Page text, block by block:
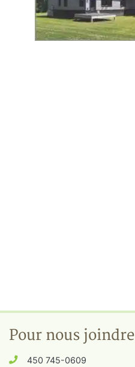
Pour nous joindre
450 745-0609